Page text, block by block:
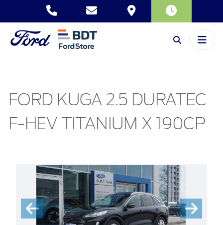
FORD KUGA 2.5 DURATEC
F-HEV TITANIUM X 190CP